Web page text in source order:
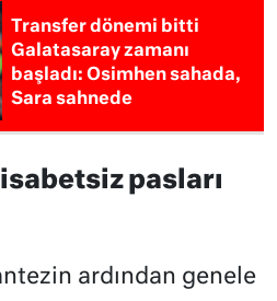
Transfer dönemi bitti
Galatasaray zamanı
başladı: Osimhen sahada,
Sara sahnede
pasları
ardından genele